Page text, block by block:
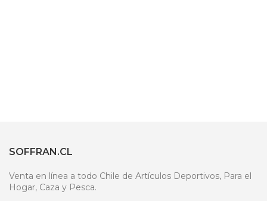
SOFFRAN.CL
Venta en línea a todo Chile de Artículos Deportivos, Para el
Hogar, Caza y Pesca.